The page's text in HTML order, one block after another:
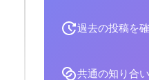
過去の投稿を
共通の知り合